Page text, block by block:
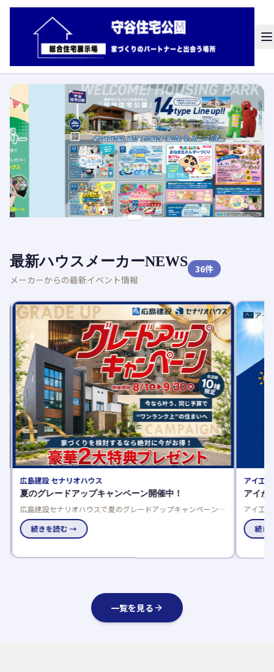
最新ハウスメーカーNEWS
メーカーからの最新イベント情報
36件
広島建設 セナリオハウス
夏のグレードアップキャンペーン開催中！
広島建設セナリオハウスで夏のグレードアップキャンペーン開
催中！来場者プレゼントや豪華仕様を選べるご成約特典でお得
に理想の住まいを実現しませんか。
続きを読む →
アイ工務
アイが
アイ工
りやす
続き
一覧を見る